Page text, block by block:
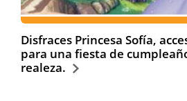
Disfraces Princesa Sofía,
para una fiesta de
realeza.